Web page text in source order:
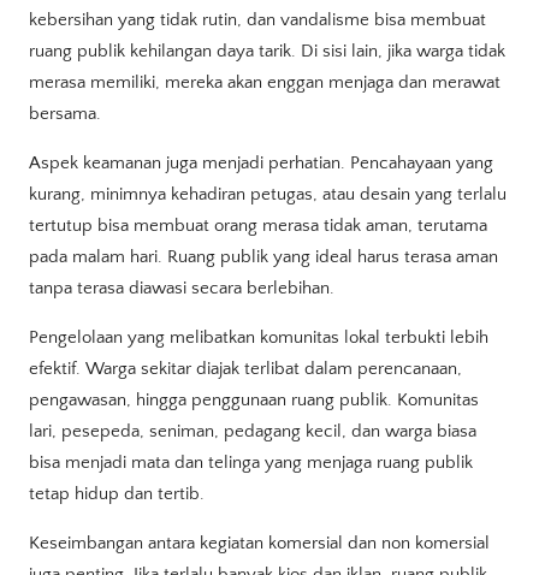
kebersihan yang tidak rutin, dan vandalisme bisa membuat
ruang publik kehilangan daya tarik. Di sisi lain, jika warga tidak
merasa memiliki, mereka akan enggan menjaga dan merawat
bersama.
Aspek keamanan juga menjadi perhatian. Pencahayaan yang
kurang, minimnya kehadiran petugas, atau desain yang terlalu
tertutup bisa membuat orang merasa tidak aman, terutama
pada malam hari. Ruang publik yang ideal harus terasa aman
tanpa terasa diawasi secara berlebihan.
Pengelolaan yang melibatkan komunitas lokal terbukti lebih
efektif. Warga sekitar diajak terlibat dalam perencanaan,
pengawasan, hingga penggunaan ruang publik. Komunitas
lari, pesepeda, seniman, pedagang kecil, dan warga biasa
bisa menjadi mata dan telinga yang menjaga ruang publik
tetap hidup dan tertib.
Keseimbangan antara kegiatan komersial dan non komersial